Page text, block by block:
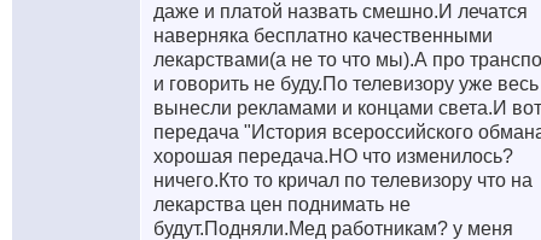
даже и платой назвать смешно.И лечатся
наверняка бесплатно качественными
лекарствами(а не то что мы).А про
и говорить не буду.По телевизору уже
вынесли рекламами и концами света.И
передача "История всероссийского
хорошая передача.НО что изменилось?
ничего.Кто то кричал по телевизору что на
лекарства цен поднимать не
будут.Подняли.Мед работникам? у меня